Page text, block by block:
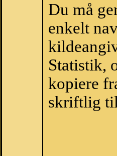
Du må
enkelt
Statistik,
kopiere
skriftlig